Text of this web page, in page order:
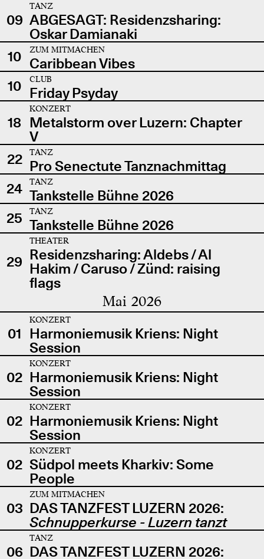
09
TANZ
ABGESAGT: Residenzsharing:
Oskar Damianaki
10
ZUM MITMACHEN
Caribbean Vibes
10
CLUB
Friday Psyday
18
KONZERT
Metalstorm over Luzern: Chapter
V
22
TANZ
Pro Senectute Tanznachmittag
24
TANZ
Tankstelle Bühne 2026
25
TANZ
Tankstelle Bühne 2026
29
THEATER
Residenzsharing: Aldebs / Al
Hakim / Caruso / Zünd: raising
flags
Mai 2026
01
KONZERT
Harmoniemusik Kriens: Night
Session
02
KONZERT
Harmoniemusik Kriens: Night
Session
02
KONZERT
Harmoniemusik Kriens: Night
Session
02
KONZERT
Südpol meets Kharkiv: Some
People
03
ZUM MITMACHEN
DAS TANZFEST LUZERN 2026:
Schnupperkurse - Luzern tanzt
06
TANZ
DAS TANZFEST LUZERN 2026: